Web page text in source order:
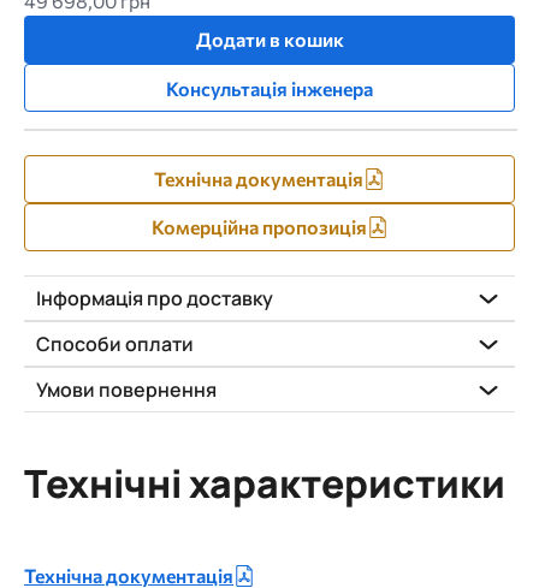
Додати в кошик
Консультація інженера
Технічна документація
Комерційна пропозиція
Інформація про доставку
Способи оплати
Умови повернення
Технічні характеристики
Технічна документація